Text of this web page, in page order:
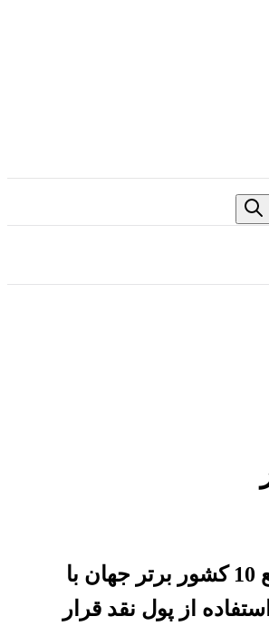
استرالیا در جمع 10 کشور برتر جهان با
از پول نقد قرار